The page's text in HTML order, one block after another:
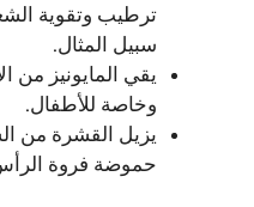
ترطيب وتقوية
سبيل المثال.
يقي المايونيز من
وخاصة للأطفال.
يزيل القشرة من
حموضة فروة